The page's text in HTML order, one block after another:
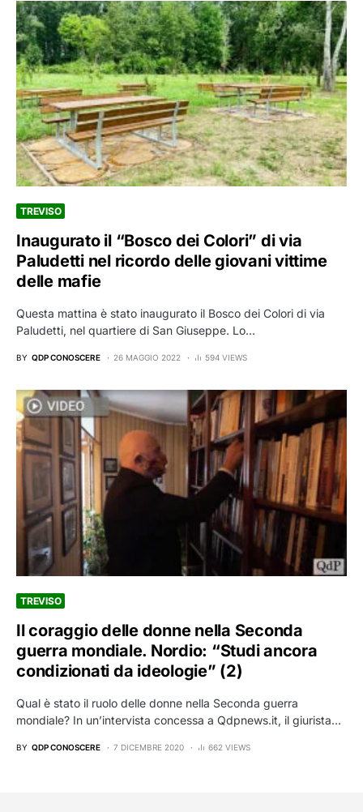
TREVISO
Inaugurato il “Bosco dei Colori” di via
Paludetti nel ricordo delle giovani vittime
delle mafie
Questa mattina è stato inaugurato il Bosco dei Colori di via
Paludetti, nel quartiere di San Giuseppe. Lo…
BY QDP CONOSCERE 26 MAGGIO 2022 594 VIEWS
TREVISO
Il coraggio delle donne nella Seconda
guerra mondiale. Nordio: “Studi ancora
condizionati da ideologie” (2)
Qual è stato il ruolo delle donne nella Seconda guerra
mondiale? In un’intervista concessa a Qdpnews.it, il giurista…
BY QDP CONOSCERE 7 DICEMBRE 2020 662 VIEWS